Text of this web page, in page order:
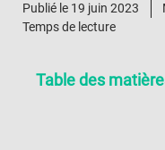
Publié le 19 juin 2023
Temps de lecture
Table des